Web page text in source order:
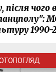
чого
1990-